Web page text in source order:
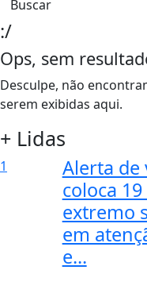
Buscar
:/
Ops, sem
Desculpe, não
serem exibidas aqui.
+ Lidas
1
Alerta de
coloca
extremo
em
e...